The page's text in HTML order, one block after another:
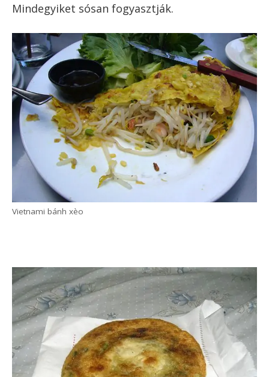
Amerikai palacsinta áfonyával
A különböző palacsinták, vagy
palacsintaszerűen elkészített tészták az ázsiai
hasonlóan sütik-tekerik, de a kínai újhagymás
palacsinta (pinjin) vagy a japán okonomiyaki
már sokkal kevésbé hasonlít a mi verziónkra.
Mindegyiket sósan fogyasztják.